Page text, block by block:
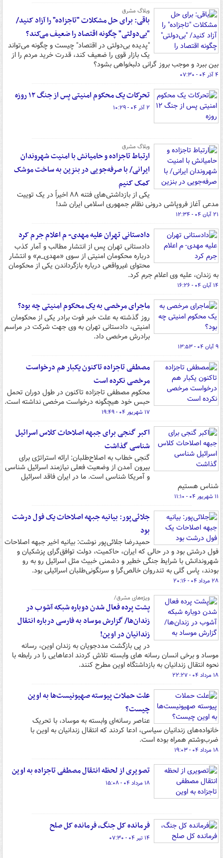
وبلاگ مشرق
باقی: برای حل مشکلات "تاجزاده" را آزاد کنید/
"بی‌دولتی" چگونه اقتصاد را ضعیف می‌کند؟
"پدیده بی‌دولتی در اقتصاد" چیست و چگونه می‌تواند
یک بازار قوی را ضعیف کند، قدرت خرید مردم را از
بین ببرد و موجب بروز گرانی دلبخواهی بشود؟
۴ آذر ۰۴ - ۰۷:۳۰
تحرکات یک محکوم امنیتی پس از جنگ ۱۲ روزه
۲ آذر ۰۴ - ۱۰:۲۹
وبلاگ مشرق
ارتباط تاجزاده و حامیانش با امنیت شهروندان
ایرانی/ با صرفه‌جویی در بنزین به ساخت موشک
کمک کنیم
یکی از بازداشتی‌های فتنه ۸۸ اخیراً در یک توییت
مدعی آغاز فروپاشی درونی نظام جمهوری اسلامی ایران شد!
۲۱ آبان ۰۴ - ۱۲:۳۴
دادستانی تهران علیه مهدی- م اعلام جرم کرد
دادستانی تهران پس از انتشار مطالب و آمار کذب
درباره محکومان امنیتی از سوی «مهدی‌_م» و انتشار
محتوای غیرواقعی درباره بازگرداندن یکی از محکومان
به زندان، علیه وی اعلام جرم کرد.
۱۴ آبان ۰۴ - ۱۶:۲۶
ماجرای مرخصی به یک محکوم امنیتی چه بود؟
روز گذشته به علت خبر فوت برادر یکی از محکومان
امنیتی، دادستانی تهران به وی جهت شرکت در مراسم
برادرش مرخصی داد.
۹ آبان ۰۴ - ۱۳:۵۳
مصطفی تاجزاده تاکنون یکبار هم درخواست
مرخصی نکرده است
محکوم مصطفی تاجزاده تاکنون در طول دوران تحمل
حبس خود هیچگونه درخواست مرخصی نداشته است.
۱۷ شهریور ۰۴ - ۱۹:۴۹
اکبر گنجی برای جبهه اصلاحات کلاس اسرائیل
شناسی گذاشت
گنجی خطاب به اصلاح‌طلبان: ارائه استراتژی برای
بیرون آمدن از وضعیت فعلی نیازمند اسرائیل شناسی
و آمریکا شناسی است. ما در ایران فاقد اسرائیل
شناس هستیم
۱۱ شهریور ۰۴ - ۱۱:۱۰
جلائی‌پور: بیانیه جبهه اصلاحات یک فول درشت
بود
حمیدرضا جلائی‌پور نوشت: بیانیه اخیر جبهه اصلاحات
فول درشتی بود و در حالی که ایران، حاکمیت، دولت توافق‌گرای پزشکیان و
شهروندانش با شرایط جنگی خطیر و دشمنی خبیث مثل اسرائیل رو به رو
بودند، پاس گلی به تندروان خالص‌گرا و سرنگونی‌طلبان اسرائیلی بود.
۲۸ مرداد ۰۴ - ۲۰:۱۶
ویژه‌های مشرق/
پشت پرده فعال شدن دوباره شبکه آشوب در
زندان‌ها/ گزارش موساد به فارسی درباره انتقال
زندانیان در اوین!
در پی بازگشت مددجویان به زندان اوین، رسانه
موساد و برخی انسان رسانه های وابسته تلاش کردند ادعاهایی را در رابطه با
نحوه انتقال زندانیان به بازداشتگاه اوین مطرح کنند.
۱۸ مرداد ۰۴ - ۲۲:۲۷
علت حملات پیوسته صهیونیست‌ها به اوین
چیست؟
عناصر رسانه‌ای وابسته به موساد، با تحریک
خانواده‌های زندانیان سیاسی، ادعا کردند که انتقال زندانیان به اوین با
ضرب‌وشتم همراه بوده است.
۱۸ مرداد ۰۴ - ۱۹:۰۳
تصویری از لحظه انتقال مصطفی تاجزاده به اوین
۱۸ مرداد ۰۴ - ۱۵:۰۸
فرمانده کل جنگ، فرمانده کل صلح
۱۴ تیر ۰۴ - ۰۷:۳۰